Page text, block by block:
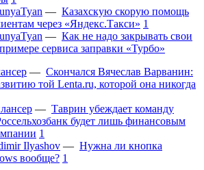
— Казахскую скорую помощь
через «Яндекс.Такси» 1
— Как не надо закрывать свои
сервиса заправки «Турбо»
— Скончался Вячеслав Варванин:
той Lenta.ru, которой она никогда
— Таврин убеждает команду
будет лишь финансовым
1
Ilyashov — Нужна ли кнопка
вообще? 1